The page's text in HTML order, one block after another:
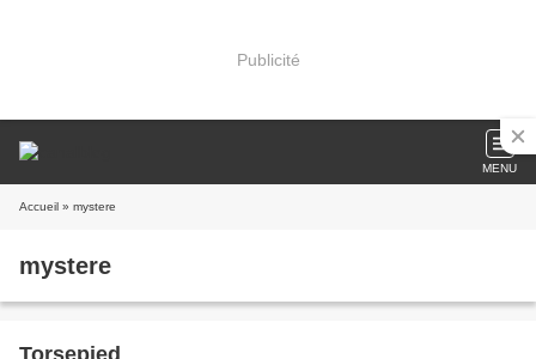
Publicité
MENU
Accueil » mystere
mystere
Torsepied